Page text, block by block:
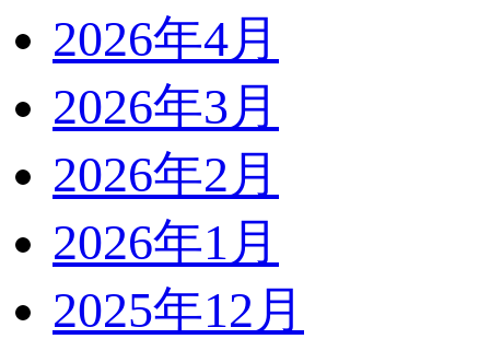
2026年4月
2026年3月
2026年2月
2026年1月
2025年12月